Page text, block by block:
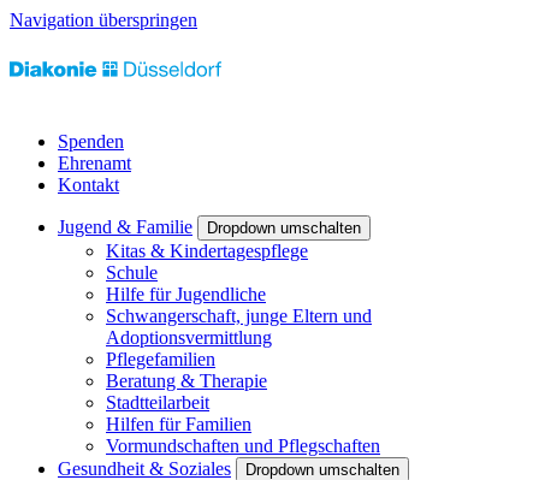
Navigation überspringen
Spenden
Ehrenamt
Kontakt
Jugend & Familie Dropdown umschalten
Kitas & Kindertagespflege
Schule
Hilfe für Jugendliche
Schwangerschaft, junge Eltern und
Adoptionsvermittlung
Pflegefamilien
Beratung & Therapie
Stadtteilarbeit
Hilfen für Familien
Vormundschaften und Pflegschaften
Gesundheit & Soziales
Dropdown umschalten